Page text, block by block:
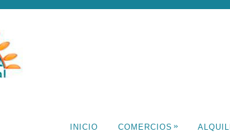
INICIO COMERCIOS »